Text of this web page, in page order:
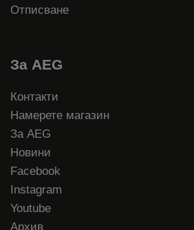
Отписване
За AEG
Контакти
Намерете магазин
За AEG
Новини
Facebook
Instagram
Youtube
Архив